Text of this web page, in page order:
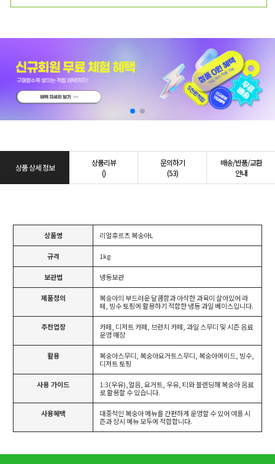
상품 상세 정보
상품리뷰
()
문의하기
(53)
배송/반품/교환
안내
상품명 리얼후르츠 복숭아L
규격 1kg
보관법 냉동보관
제품정의
복숭아의 부드러운 달콤함과 아삭한 과육이 살아있어 라
떼, 빙수 토핑에 활용하기 적합한 냉동 과일 베이스입니다.
추천업장
카페, 디저트 카페, 브런치 카페, 과일 스무디 및 시즌 음료
운영 매장
활용
복숭아스무디, 복숭아요거트스무디, 복숭아에이드, 빙수,
디저트 토핑
사용 가이드
1:3(우유),얼음, 요거트, 우유, 티와 블렌딩해 복숭아 음료
로 활용할 수 있습니다.
사용혜택
대중적인 복숭아 메뉴를 간편하게 운영할 수 있어 여름 시
즌과 상시 메뉴 모두에 적합합니다.